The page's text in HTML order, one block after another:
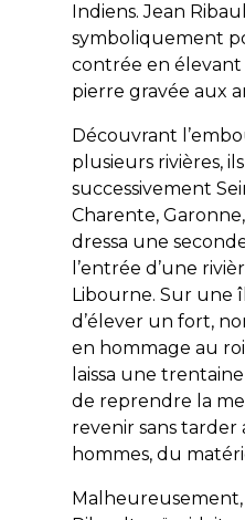
Indiens. Jean
symboliquement
contrée en
pierre gravée aux
Découvrant
plusieurs rivières,
successivement
Charente,
dressa une
l’entrée d’une
Libourne. Sur une
d’élever un fort,
en hommage au roi
laissa une
de reprendre la
revenir sans tarder
hommes, du
Malheureusement,